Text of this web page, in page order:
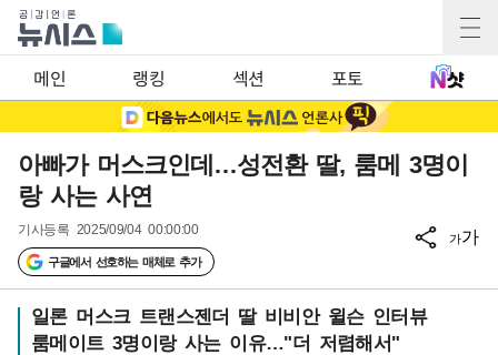
메인 랭킹 섹션 포토
아빠가 머스크인데…성전환 딸, 룸메 3명이
랑 사는 사연
기사등록 2025/09/04 00:00:00
구글에서 선호하는 매체로 추가
가가
일론 머스크 트랜스젠더 딸 비비안 윌슨 인터뷰
룸메이트 3명이랑 사는 이유…"더 저렴해서"